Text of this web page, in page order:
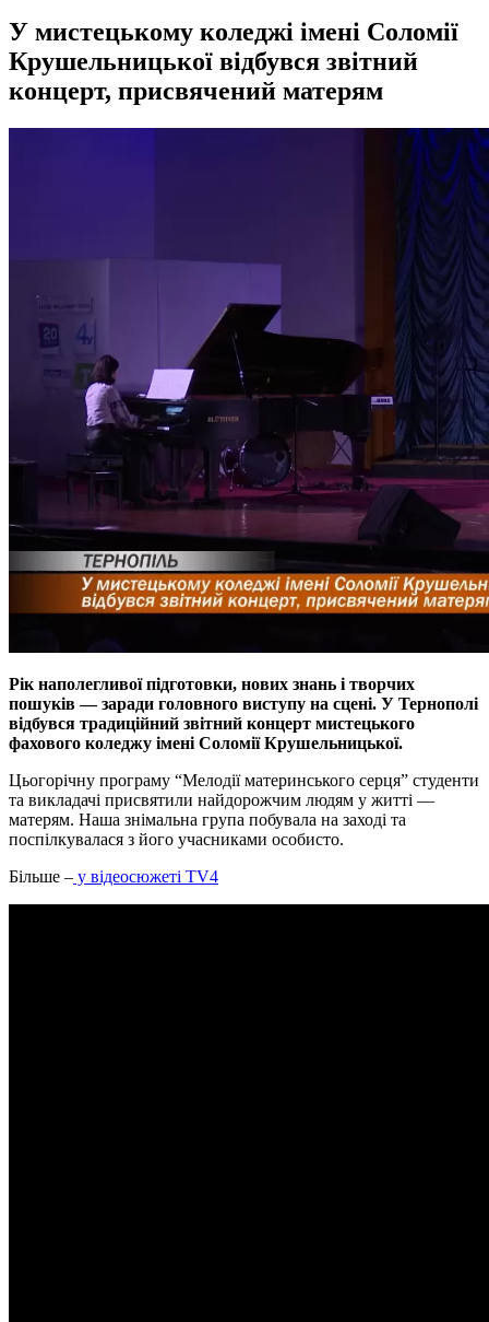
У мистецькому коледжі імені Соломії
Крушельницької відбувся звітний
концерт, присвячений матерям
Рік наполегливої підготовки, нових знань і творчих
пошуків — заради головного виступу на сцені. У Тернополі
відбувся традиційний звітний концерт мистецького
фахового коледжу імені Соломії Крушельницької.
Цьогорічну програму “Мелодії материнського серця” студенти
та викладачі присвятили найдорожчим людям у житті —
матерям. Наша знімальна група побувала на заході та
поспілкувалася з його учасниками особисто.
Більше – у відеосюжеті TV4